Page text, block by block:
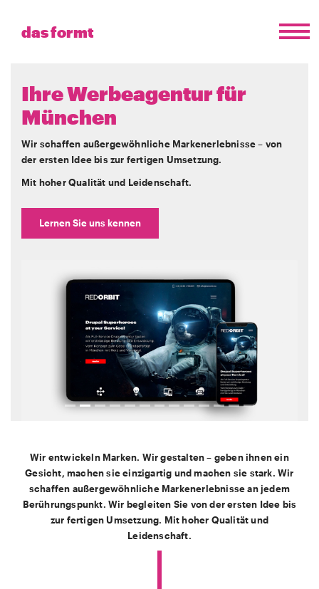
das formt
Ihre Werbeagentur für
München
Wir schaffen außergewöhnliche Markenerlebnisse – von
der ersten Idee bis zur fertigen Umsetzung.
Mit hoher Qualität und Leidenschaft.
Lernen Sie uns kennen
Wir entwickeln Marken. Wir gestalten – geben ihnen ein
Gesicht, machen sie einzigartig und machen sie stark. Wir
schaffen außergewöhnliche Markenerlebnisse an jedem
Berührungspunkt. Wir begleiten Sie von der ersten Idee bis
zur fertigen Umsetzung. Mit hoher Qualität und
Leidenschaft.